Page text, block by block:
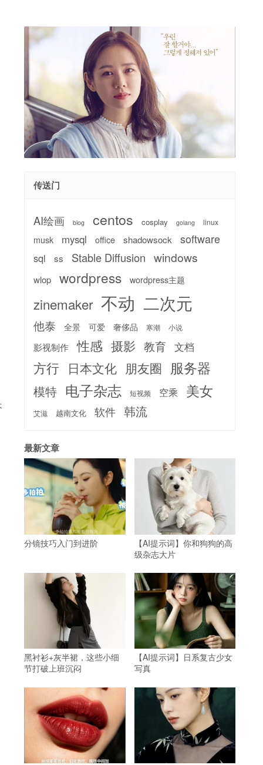
传送门
AI绘画 blog centos cosplay golang linux
musk mysql office shadowsock software
sql ss Stable Diffusion windows
wlop wordpress wordpress主题
zinemaker 不动 二次元
他泰 全景 可爱 奢侈品 寒潮 小说
影视制作 性感 摄影 教育 文档
方行 日本文化 朋友圈 服务器
模特 电子杂志 短视频 空乘 美女
艾滋 越南文化 软件 韩流
最新文章
分镜技巧入门到进阶
【AI提示词】你和狗狗的高
级杂志大片
黑衬衫+灰半裙，这些小细
节打破上班沉闷
【AI提示词】日系复古少女
写真